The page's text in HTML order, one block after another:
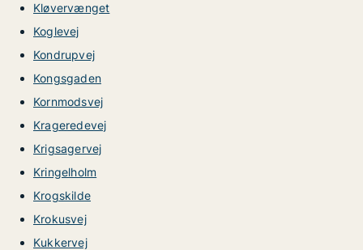
Kløvervænget
Koglevej
Kondrupvej
Kongsgaden
Kornmodsvej
Krageredevej
Krigsagervej
Kringelholm
Krogskilde
Krokusvej
Kukkervej